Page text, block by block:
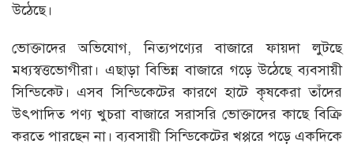
উঠেছে।
ভোক্তাদের অভিযোগ, নিত্যপণ্যের বাজারে ফায়দা লুটছে
মধ্যস্বত্তভোগীরা। এছাড়া বিভিন্ন বাজারে গড়ে উঠেছে ব্যবসায়ী
সিন্ডিকেট। এসব সিন্ডিকেটের কারণে হাটে কৃষকেরা তাঁদের
উৎপাদিত পণ্য খুচরা বাজারে সরাসরি ভোক্তাদের কাছে বিক্রি
করতে পারছেন না। ব্যবসায়ী সিন্ডিকেটের খপ্পরে পড়ে একদিকে